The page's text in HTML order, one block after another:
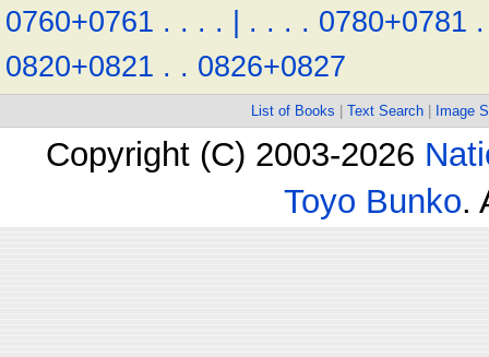
0760+0761 . . . . | . . . . 0780+0781 .
0820+0821 . . 0826+0827
List of Books Text Search Image
Copyright (C) 2003-2026
Toyo Bunko.